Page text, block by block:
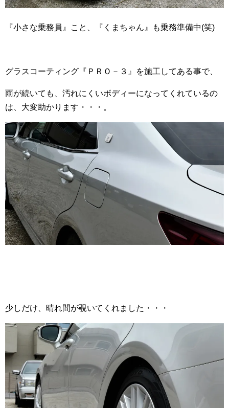
『小さな乗務員』こと、『くまちゃん』も乗務準備中(笑)
グラスコーティング『ＰＲＯ－３』を施工してある事で、
雨が続いても、汚れにくいボディーになってくれているの
は、大変助かります・・・。
少しだけ、晴れ間が覗いてくれました・・・